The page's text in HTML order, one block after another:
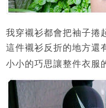
我穿襯衫都會把袖子捲
這件襯衫反折的地方還
小小的巧思讓整件衣服